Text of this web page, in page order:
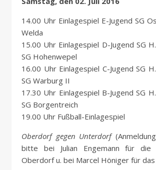
14.00 Uhr Einlagespiel E-Jugend SG
Welda
15.00 Uhr Einlagespiel D-Jugend SG
SG Hohenwepel
16.00 Uhr Einlagespiel C-Jugend SG
SG Warburg II
17.30 Uhr Einlagespiel B-Jugend SG
SG Borgentreich
19.00 Uhr Fußball-Einlagespiel
Oberdorf gegen Unterdorf
bitte bei Julian Engemann für die
Oberdorf u. bei Marcel Höniger für